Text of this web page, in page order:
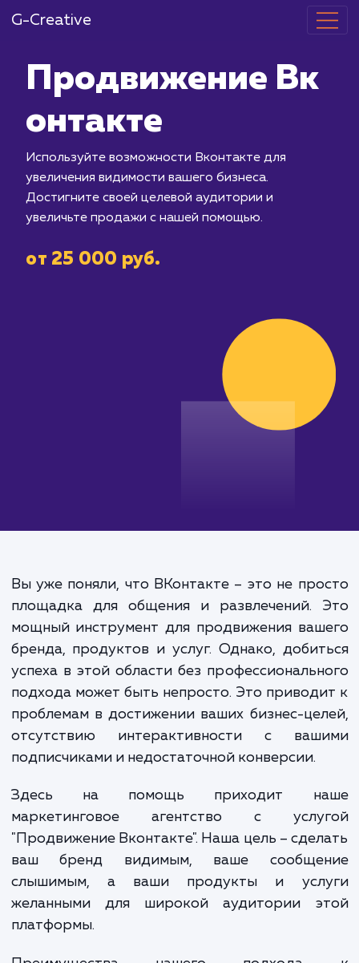
G-Creative
онтакте
Используйте возможности
увеличения видимости вашего
Достигните своей целевой
от 25 000 руб.
Вы уже поняли, что ВКонтакте – это не
площадка для общения и развлечений.
мощный инструмент для продвижения
бренда, продуктов и услуг. Однако,
успеха в этой области без
подхода может быть непросто. Это
проблемам в достижении ваших бизнес-
отсутствию интерактивности с
подписчиками и недостаточной конверсии.
Здесь на помощь приходит
маркетинговое агентство с
"Продвижение Вконтакте". Наша цель –
ваш бренд видимым, ваше